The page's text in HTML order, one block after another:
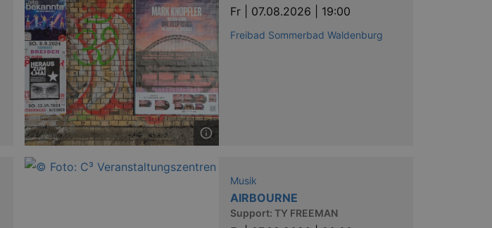
Fr | 07.08.2026 | 19:00
Freibad Sommerbad Waldenburg
Musik
AIRBOURNE
Support: TY FREEMAN